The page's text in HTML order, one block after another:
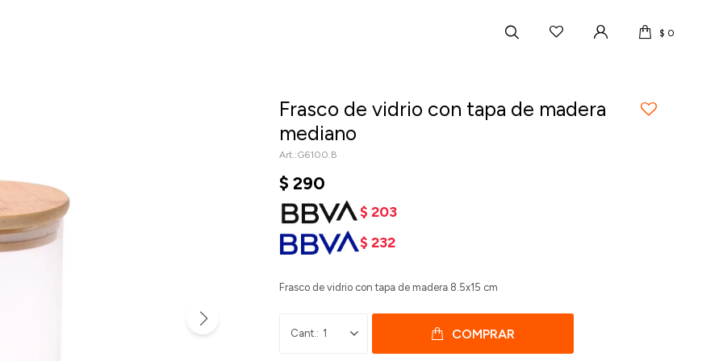
$ 0
Frasco de vidrio con tapa de madera
mediano
G6100.B
$ 290
$ 203
$ 232
Frasco de vidrio con tapa de madera 8.5x15 cm
1 COMPRAR